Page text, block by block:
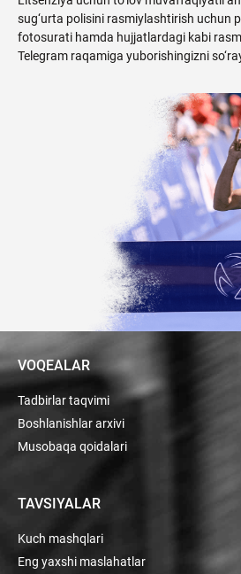
sug‘urta polisini rasmiylashtirish uchun
fotosurati hamda hujjatlardagi kabi
Telegram raqamiga yuborishingizni
VOQEALAR
Tadbirlar taqvimi
Boshlanishlar arxivi
Musobaqa qoidalari
TAVSIYALAR
Kuch mashqlari
Eng yaxshi maslahatlar